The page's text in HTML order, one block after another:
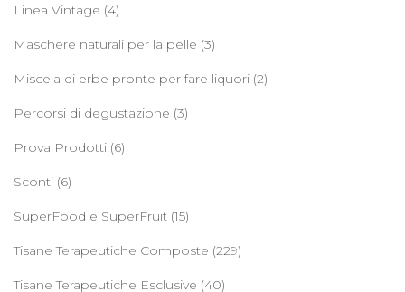
Linea Vintage (4)
Maschere naturali per la pelle (3)
Miscela di erbe pronte per fare liquori (2)
Percorsi di degustazione (3)
Prova Prodotti (6)
Sconti (6)
SuperFood e SuperFruit (15)
Tisane Terapeutiche Composte (229)
Tisane Terapeutiche Esclusive (40)